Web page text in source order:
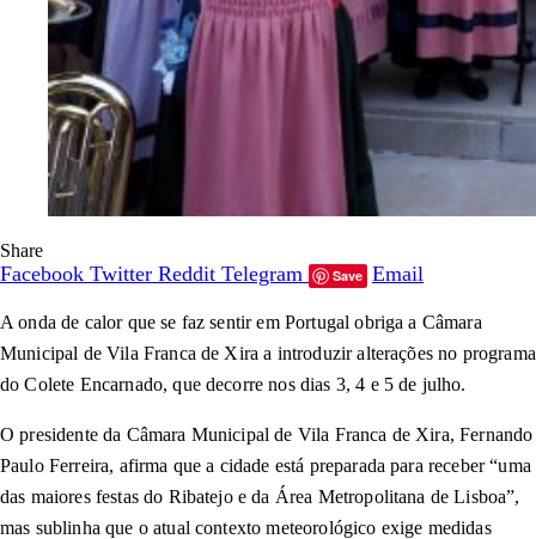
Share
Facebook Twitter Reddit Telegram Save Email
A onda de calor que se faz sentir em Portugal obriga a Câmara
Municipal de Vila Franca de Xira a introduzir alterações no programa
do Colete Encarnado, que decorre nos dias 3, 4 e 5 de julho.
O presidente da Câmara Municipal de Vila Franca de Xira, Fernando
Paulo Ferreira, afirma que a cidade está preparada para receber “uma
das maiores festas do Ribatejo e da Área Metropolitana de Lisboa”,
mas sublinha que o atual contexto meteorológico exige medidas